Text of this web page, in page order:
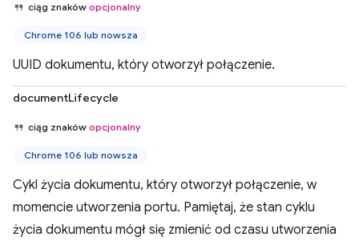
ciąg znaków opcjonalny
Chrome 106 lub nowsza
UUID dokumentu, który otworzył połączenie.
documentLifecycle
ciąg znaków opcjonalny
Chrome 106 lub nowsza
Cykl życia dokumentu, który otworzył połączenie, w
momencie utworzenia portu. Pamiętaj, że stan cyklu
życia dokumentu mógł się zmienić od czasu utworzenia